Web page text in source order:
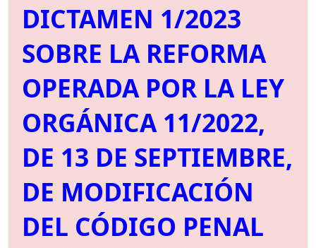
DICTAMEN 1/2023
SOBRE LA REFORMA
OPERADA POR LA LEY
ORGÁNICA 11/2022,
DE 13 DE SEPTIEMBRE,
DE MODIFICACIÓN
DEL CÓDIGO PENAL